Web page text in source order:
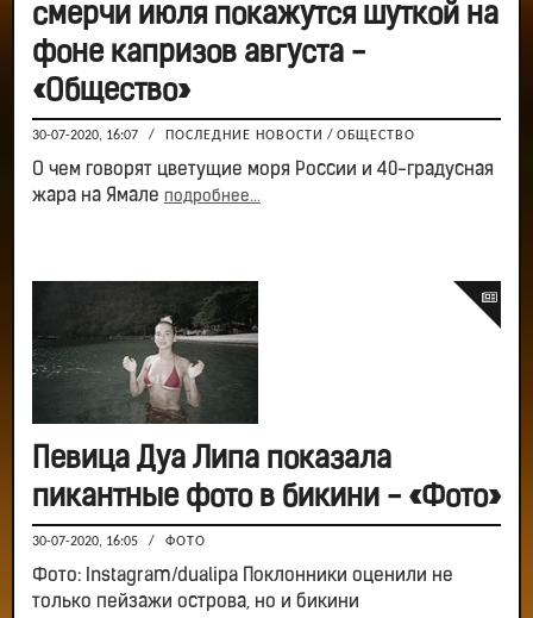
смерчи июля покажутся шуткой на
фоне капризов августа -
«Общество»
30-07-2020, 16:07 / ПОСЛЕДНИЕ НОВОСТИ / ОБЩЕСТВО
О чем говорят цветущие моря России и 40-градусная
жара на Ямале подробнее...
Певица Дуа Липа показала
пикантные фото в бикини - «Фото»
30-07-2020, 16:05 / ФОТО
Фото: Instagram/dualipa Поклонники оценили не
только пейзажи острова, но и бикини